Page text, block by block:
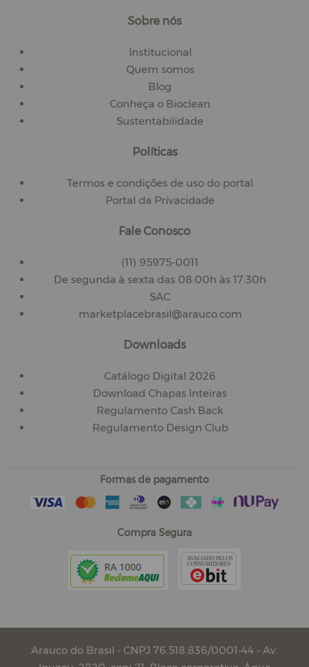
Sobre nós
Institucional
Quem somos
Blog
Conheça o Bioclean
Sustentabilidade
Políticas
Termos e condições de uso do portal
Portal da Privacidade
Fale Conosco
(11) 95975-0011
De segunda à sexta das 08:00h às 17:30h
SAC
marketplacebrasil@arauco.com
Downloads
Catálogo Digital 2026
Download Chapas Inteiras
Regulamento Cash Back
Regulamento Design Club
Formas de pagamento
Compra Segura
Arauco do Brasil - CNPJ 76.518.836/0001-44 - Av.